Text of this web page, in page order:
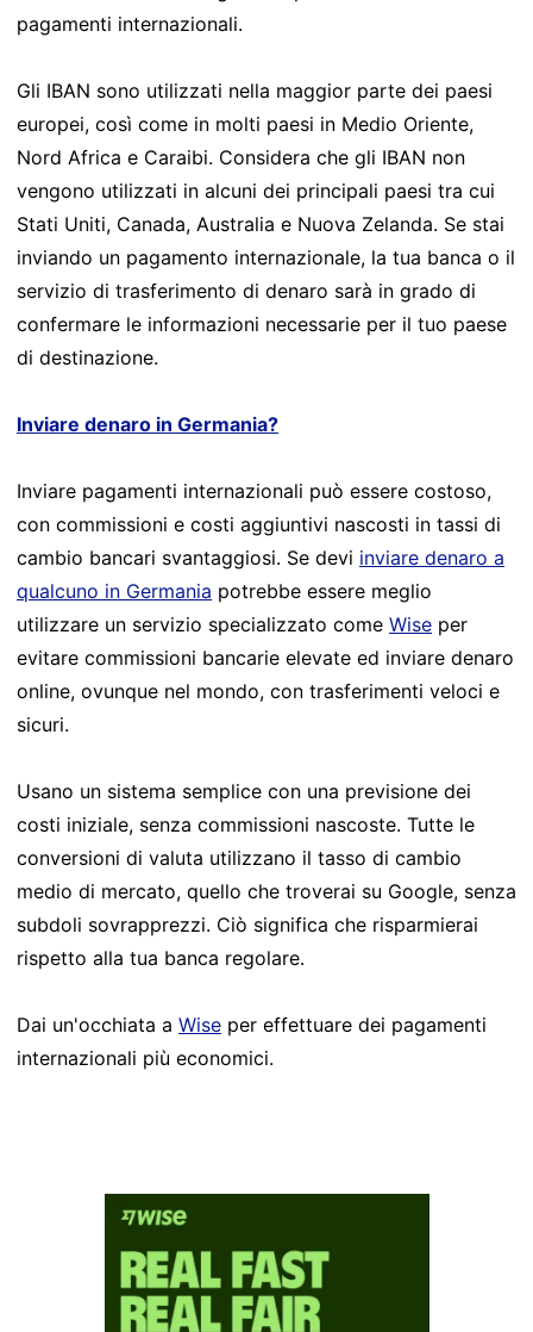
pagamenti internazionali.
Gli IBAN sono utilizzati nella maggior parte dei paesi
europei, così come in molti paesi in Medio Oriente,
Nord Africa e Caraibi. Considera che gli IBAN non
vengono utilizzati in alcuni dei principali paesi tra cui
Stati Uniti, Canada, Australia e Nuova Zelanda. Se stai
inviando un pagamento internazionale, la tua banca o il
servizio di trasferimento di denaro sarà in grado di
confermare le informazioni necessarie per il tuo paese
di destinazione.
Inviare denaro in Germania?
Inviare pagamenti internazionali può essere costoso,
con commissioni e costi aggiuntivi nascosti in tassi di
cambio bancari svantaggiosi. Se devi inviare denaro a
qualcuno in Germania potrebbe essere meglio
utilizzare un servizio specializzato come Wise per
evitare commissioni bancarie elevate ed inviare denaro
online, ovunque nel mondo, con trasferimenti veloci e
sicuri.
Usano un sistema semplice con una previsione dei
costi iniziale, senza commissioni nascoste. Tutte le
conversioni di valuta utilizzano il tasso di cambio
medio di mercato, quello che troverai su Google, senza
subdoli sovrapprezzi. Ciò significa che risparmierai
rispetto alla tua banca regolare.
Dai un'occhiata a Wise per effettuare dei pagamenti
internazionali più economici.